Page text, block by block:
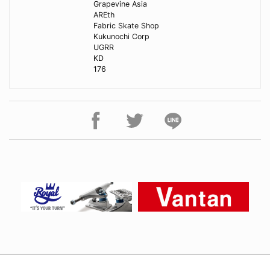
Grapevine Asia
AREth
Fabric Skate Shop
Kukunochi Corp
UGRR
KD
176